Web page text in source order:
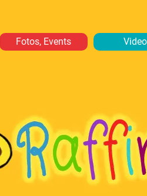
Fotos, Events